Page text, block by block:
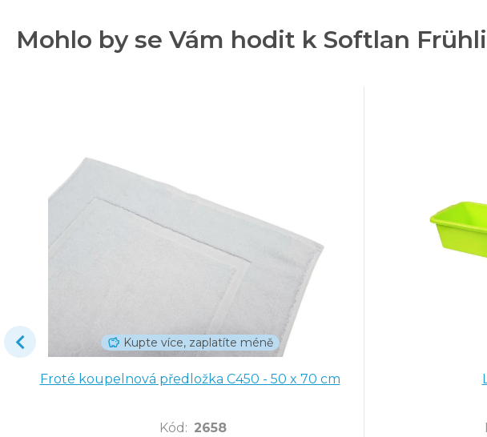
Mohlo by se Vám hodit k Softlan
Kupte více, zaplatíte méně
Froté koupelnová předložka C450 - 50 x 70 cm
Kód : 2658